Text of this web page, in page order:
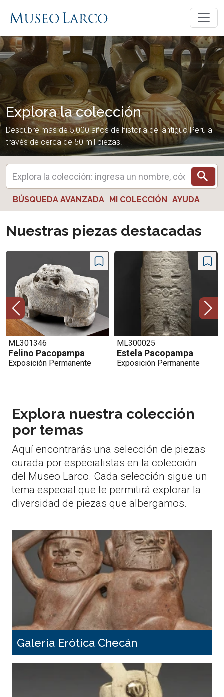
Explora la colección
Descubre más de 5,000 años de historia del antiguo Perú a
través de cerca de 50 mil piezas.
BÚSQUEDA AVANZADA MI COLECCIÓN AYUDA
Nuestras piezas destacadas
ML300025
Estela Pacopampa
Exposición Permanente
ML018882
Viajes de Ai Apaec -
Vaso Mochica
Explora nuestra colección
por temas
Aquí encontrarás una selección de piezas
curada por especialistas en la colección
del Museo Larco. Cada selección sigue un
tema especial que te permitirá explorar la
diversidad de piezas que albergamos.
Galería Erótica Checán